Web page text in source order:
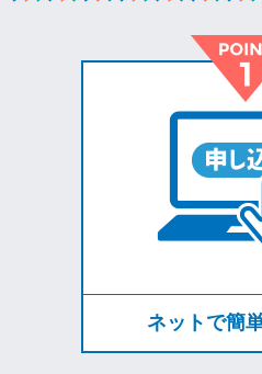
ネットで簡